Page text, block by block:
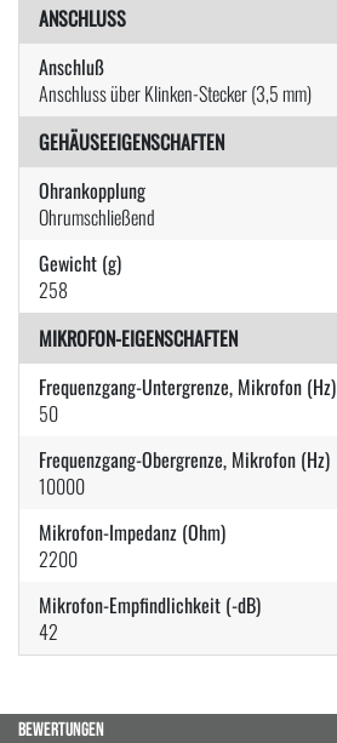
ANSCHLUSS
Anschluß
Anschluss über Klinken-Stecker (3,5 mm)
GEHÄUSEEIGENSCHAFTEN
Ohrankopplung
Ohrumschließend
Gewicht (g)
258
MIKROFON-EIGENSCHAFTEN
Frequenzgang-Untergrenze, Mikrofon (Hz)
50
Frequenzgang-Obergrenze, Mikrofon (Hz)
10000
Mikrofon-Impedanz (Ohm)
2200
Mikrofon-Empfindlichkeit (-dB)
42
BEWERTUNGEN